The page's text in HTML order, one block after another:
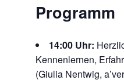
Programm
14:00 Uhr:
Kennenlernen,
(Giulia Nentwig,